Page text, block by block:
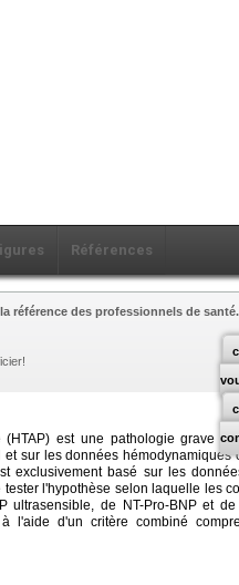
Références
référence des professionnels de santé.
(HTAP) est une pathologie grave
et sur les données
exclusivement basé sur les
l'hypothèse selon laquelle les
ultrasensible, de NT-Pro-BNP et
l'aide d'un critère combiné